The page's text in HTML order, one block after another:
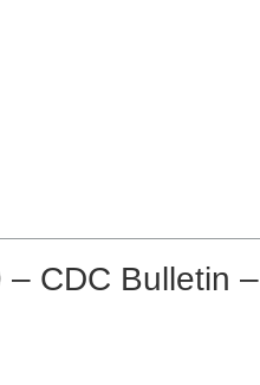
– CDC Bulletin –